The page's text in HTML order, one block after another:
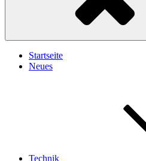
Startseite
Neues
Technik